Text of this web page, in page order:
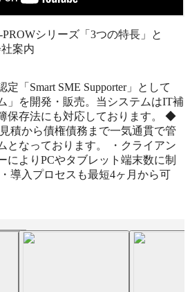
シリーズ「3つの特長」と
社案内
「Smart SME Supporter」として
」を開発・販売。当システムはIT補
保存法にも対応しております。 ◆
積から債権債務まで一気通貫で管
となっております。 ・クライアン
によりPCやタブレット端末数に制
導入プロセスも最短4ヶ月から可